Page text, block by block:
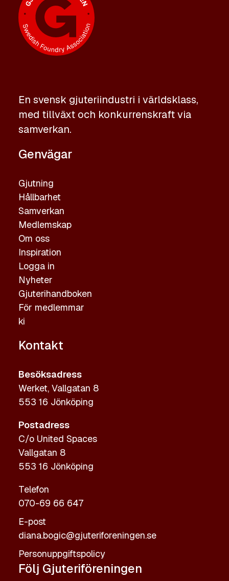
En svensk gjuteriindustri i världsklass,
med tillväxt och konkurrenskraft via
samverkan.
Genvägar
Gjutning
Hållbarhet
Samverkan
Medlemskap
Om oss
Inspiration
Logga in
Nyheter
Gjuterihandboken
För medlemmar
ki
Kontakt
Besöksadress
Werket, Vallgatan 8
553 16 Jönköping
Postadress
C/o United Spaces
Vallgatan 8
553 16 Jönköping
Telefon
070-69 66 647
E-post
diana.bogic@gjuteriforeningen.se
Personuppgiftspolicy
Följ Gjuteriföreningen